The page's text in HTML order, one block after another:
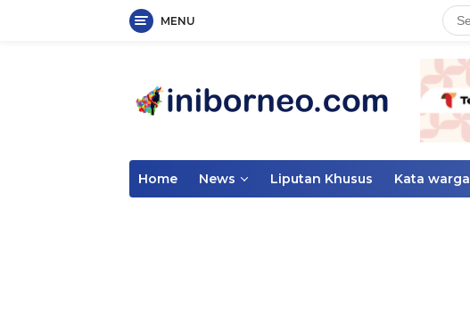
MENU
Home News Liputan Khusus Kata warga